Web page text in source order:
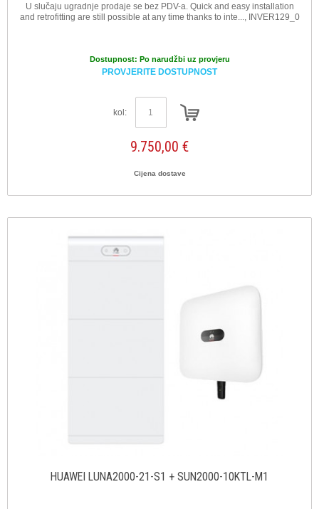
U slučaju ugradnje prodaje se bez PDV-a. Quick and easy installation
and retrofitting are still possible at any time thanks to inte..., INVER129_0
Dostupnost: Po narudžbi uz provjeru
PROVJERITE DOSTUPNOST
kol:
9.750,00 €
Cijena dostave
HUAWEI LUNA2000-21-S1 + SUN2000-10KTL-M1